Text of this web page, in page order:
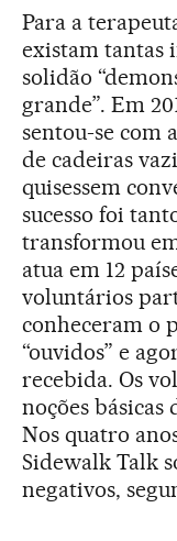
Para a
existam tantas
solidão
grande”. Em
sentou-se com
de cadeiras
quisessem
sucesso foi
transformou
atua em 12
voluntários
conheceram o
“ouvidos” e
recebida. Os
noções básicas
Nos quatro
Sidewalk Talk
negativos,